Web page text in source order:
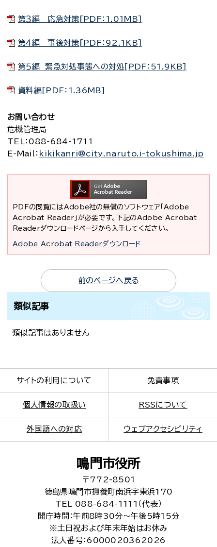
第３編 応急対策[PDF：1.01MB]
第４編 事後対策[PDF：92.1KB]
第５編 緊急対処事態への対処[PDF：51.9KB]
資料編[PDF：1.36MB]
お問い合わせ
危機管理局
TEL
：088-684-1711
E-Mail
： kikikanri@city.naruto.i-tokushima.jp
PDFの閲覧にはAdobe社の無償のソフトウェア「Adobe
Acrobat Reader」が必要です。下記のAdobe Acrobat
Readerダウンロードページから入手してください。
Adobe Acrobat Readerダウンロード
前のページへ戻る
類似記事
類似記事はありません
サイトの利用について 免責事項
個人情報の取扱い RSSについて
外国語への対応 ウェブアクセシビリティ
鳴門市役所
〒772-8501
徳島県鳴門市撫養町南浜字東浜170
TEL 088-684-1111（代表）
開庁時間：午前8時30分～午後5時15分
※土日祝および年末年始はお休み
法人番号：6000020362026